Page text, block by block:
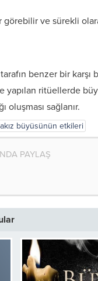
görebilir ve sürekli
benzer bir karşı
yapılan ritüellerde
oluşması sağlanır.
büyüsünün etkileri
PAYLAŞ